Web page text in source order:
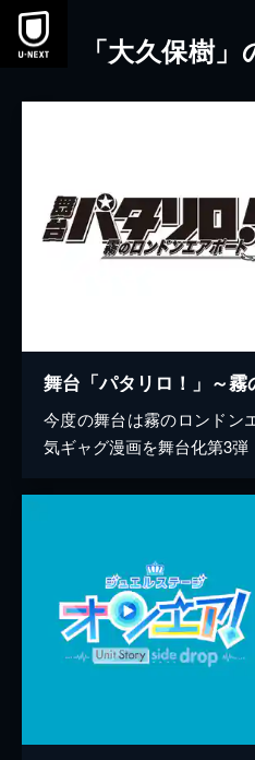
本文へスキップ
「大久保樹
今度の舞台は霧のロンドン
気ギャグ漫画を舞台化第3弾